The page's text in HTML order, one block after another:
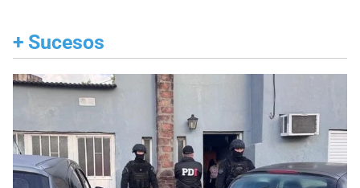
+ Sucesos